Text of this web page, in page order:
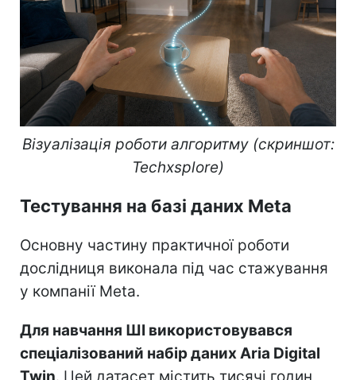
Візуалізація роботи алгоритму (скриншот:
Techxsplore)
Тестування на базі даних Meta
Основну частину практичної роботи
дослідниця виконала під час стажування
у компанії Meta.
Для навчання ШІ використовувався
спеціалізований набір даних Aria Digital
Twin. Цей датасет містить тисячі годин